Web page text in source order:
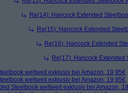
Re(14): Hancock Extended
Re(15): Hancock Extended
Re(16): Hancock Extended
Re(17): Hancock
weltweit exklusiv bei Amazon, 19,95€
weltweit exklusiv bei Amazon, 19,95€
Steelbook weltweit exklusiv bei Amazon,